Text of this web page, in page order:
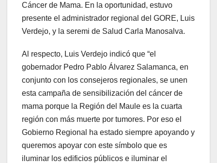
Cáncer de Mama. En la oportunidad, estuvo
presente el administrador regional del GORE, Luis
Verdejo, y la seremi de Salud Carla Manosalva.
Al respecto, Luis Verdejo indicó que “el
gobernador Pedro Pablo Álvarez Salamanca, en
conjunto con los consejeros regionales, se unen
esta campaña de sensibilización del cáncer de
mama porque la Región del Maule es la cuarta
región con más muerte por tumores. Por eso el
Gobierno Regional ha estado siempre apoyando y
queremos apoyar con este símbolo que es
iluminar los edificios públicos e iluminar el